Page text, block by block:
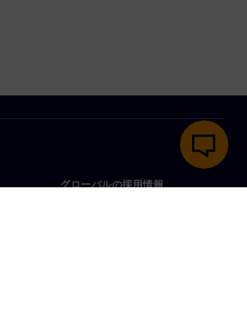
グローバルの採用情報